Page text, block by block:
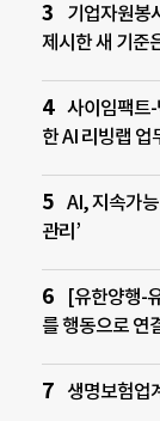
기업자원봉
제시한 새 기준
사이임팩트
한 AI 리빙랩 업
AI, 지속가
관리’
[유한양행-
를 행동으로 연
생명보험업